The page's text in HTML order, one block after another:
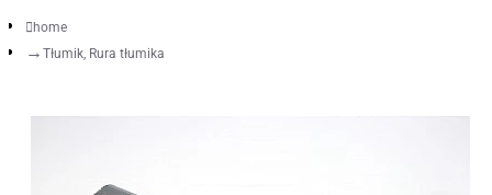
home
Tłumik, Rura tłumika